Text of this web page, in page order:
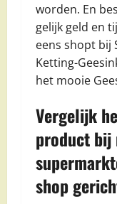
worden. En
gelijk geld en
eens shopt bij
Ketting-
het mooie
Vergelijk
product bij
shop